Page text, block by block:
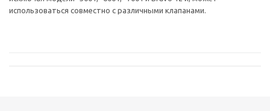
использоваться совместно с различными клапанами.